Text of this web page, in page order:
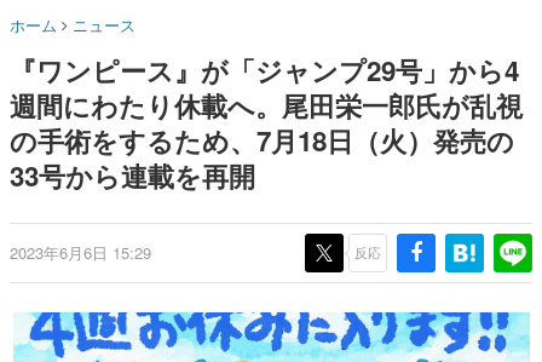
名作ゲームクリエイターの方々に製作時のエピソードをお
きます。
赫本
この物語を解いてはいけない。『赫本』は、〈試験問題〉
の形をした短編ホラー小説集です。
これからのデジタルゲーム市場を担う若きクリエイター達
の姿を追い、彼らのルーツと情熱を探っていきます。
ゲームに多大な影響を受けた作家さんに取材し、ゲームが
日本のコンテンツ産業やカルチャーに与えた影響を探る企
画です。
ホーム ニュース
『ワンピース』が「ジャンプ29号」から4
週間にわたり休載へ。尾田栄一郎氏が乱視
の手術をするため、7月18日（火）発売の
33号から連載を再開
2023年6月6日 15:29 反応